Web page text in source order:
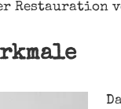
Restauration